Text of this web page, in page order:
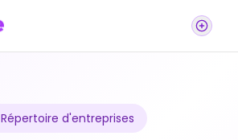
Répertoire d'entreprises